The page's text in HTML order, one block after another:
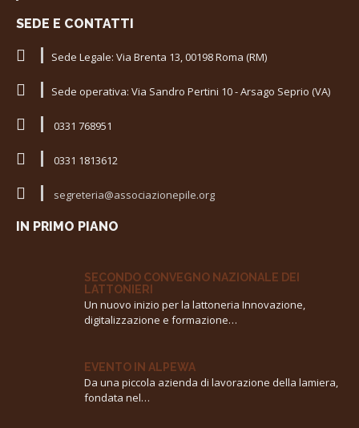
SEDE E CONTATTI
Sede Legale: Via Brenta 13, 00198 Roma (RM)
Sede operativa: Via Sandro Pertini 10 - Arsago Seprio (VA)
0331 768951
0331 1813612
segreteria@associazionepile.org
IN PRIMO PIANO
SECONDO CONVEGNO NAZIONALE DEI
LATTONIERI
Un nuovo inizio per la lattoneria Innovazione,
digitalizzazione e formazione…
EVENTO IN ALPEWA
Da una piccola azienda di lavorazione della lamiera,
fondata nel…